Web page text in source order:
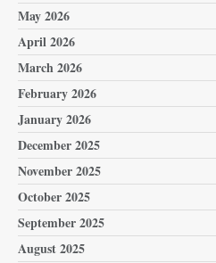
May 2026
April 2026
March 2026
February 2026
January 2026
December 2025
November 2025
October 2025
September 2025
August 2025